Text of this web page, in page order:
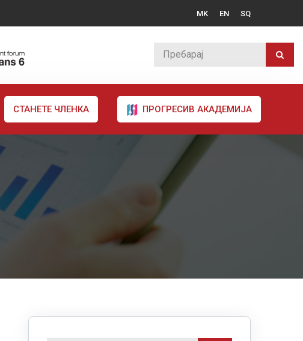
MK EN SQ
СТАНЕТЕ ЧЛЕНКА ПРОГРЕСИВ АКАДЕМИЈА